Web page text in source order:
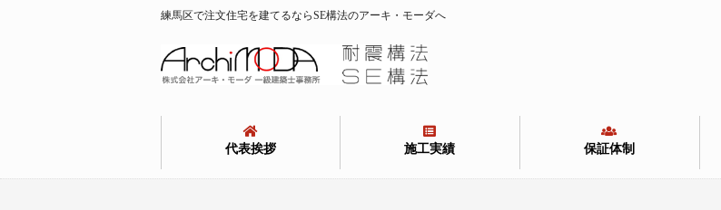
練馬区で注文住宅を建てるならSE構法のアーキ・モーダへ
代表挨拶 施工実績 保証体制